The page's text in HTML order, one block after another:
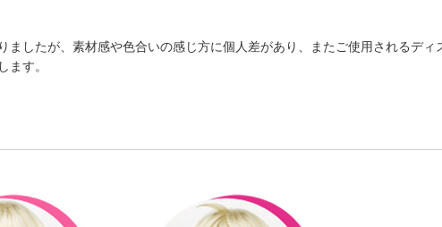
したが、素材感や色合いの感じ方に個人差があり、またご使用されるディ
ます。